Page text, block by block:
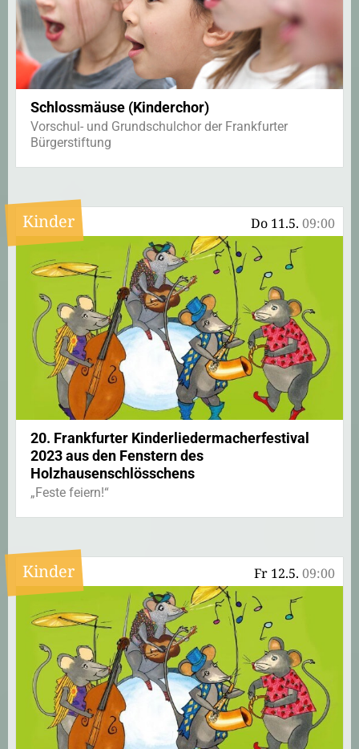
Schlossmäuse (Kinderchor)
Vorschul- und Grundschulchor der Frankfurter
Bürgerstiftung
Do 11.5. 09:00
Kinder
20. Frankfurter Kinderliedermacherfestival
2023 aus den Fenstern des
Holzhausenschlösschens
„Feste feiern!“
Fr 12.5. 09:00
Kinder